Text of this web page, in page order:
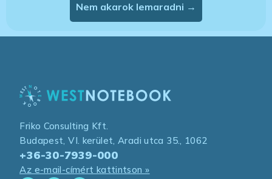
Nem akarok lemaradni →
Friko Consulting Kft.
Budapest, VI. kerület, Aradi utca 35., 1062
+36-30-7939-000
Az e-mail-címért kattintson »